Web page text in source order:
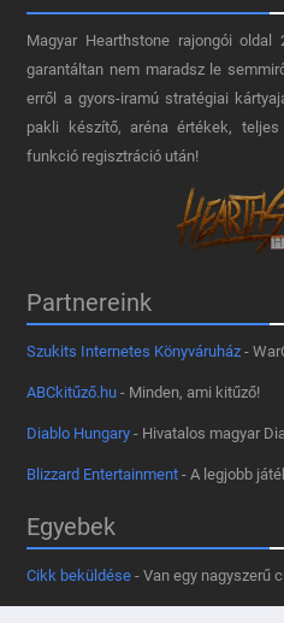
Magyar Hearthstone​ rajongói
garantáltan nem maradsz le
erről a gyors-iramú stratégiai
pakli készítő, aréna értékek,
funkció regisztráció után!
Partnereink
Szukits Internetes Könyváruház -
ABCkitűző.hu - Minden, ami kitűző!
Diablo Hungary - Hivatalos magyar
Blizzard Entertainment - A legjobb
Egyebek
Cikk beküldése - Van egy nagyszerű
- Tetszik az